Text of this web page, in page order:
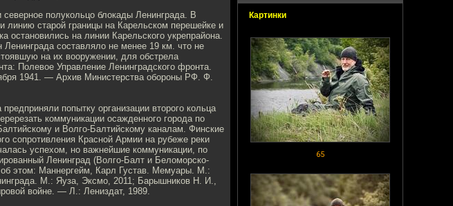
Картинки
65
полукольцо блокады Ленинграда. В
линию старой границы на Карельском перешейке и
остановились на линии Карельского укрепрайона.
Ленинграда составляло не менее 19 км. что не
на их вооружении, для обстрела
Полевое Управление Ленинградского фронта.
1941. — Архив Министерства обороны РФ. Ф.
попытку организации второго кольца
коммуникации осажденного города по
и Волго-Балтийскому каналам. Финские
сопротивления Красной Армии на рубеже реки
успехом, но важнейшие коммуникации, по
Ленинград (Волго-Балт и Беломорско-
этом: Маннергейм, Карл Густав. Мемуары. М.:
М.: Яуза, Эксмо, 2011; Барышников Н. И.,
войне. — Л.: Лениздат, 1989.